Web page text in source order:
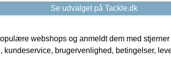
Se udvalget på Tackle.dk
webshops og anmeldt dem med
kundeservice, brugervenlighed, betingelser,